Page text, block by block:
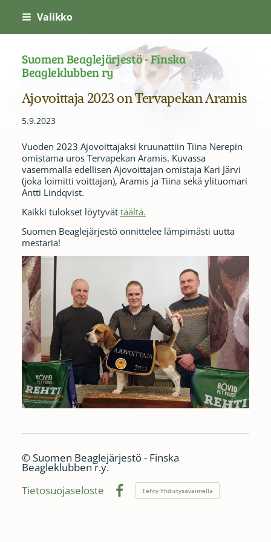
Siirry
sivun
sisältöön
Valikko
Suomen Beaglejärjestö - Finska
Beagleklubben ry
Ajovoittaja 2023 on Tervapekan Aramis
5.9.2023
Vuoden 2023 Ajovoittajaksi kruunattiin Tiina Nerepin
omistama uros Tervapekan Aramis. Kuvassa
vasemmalla edellisen Ajovoittajan omistaja Kari Järvi
(joka loimitti voittajan), Aramis ja Tiina sekä ylituomari
Antti Lindqvist.
Kaikki tulokset löytyvät täältä.
Suomen Beaglejärjestö onnittelee lämpimästi uutta
mestaria!
©Suomen Beaglejärjestö - Finska
Beagleklubben r.y.
Tietosuojaseloste
Facebook
Tehty Yhdistysavaimella